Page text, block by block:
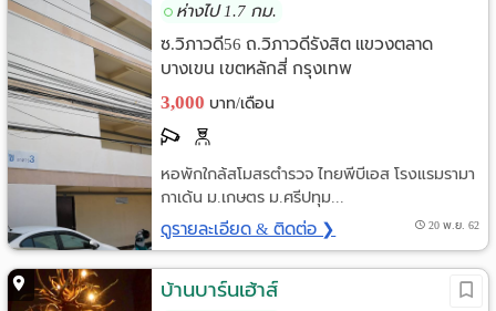
ห่างไป 1.7 กม.
ซ.วิภาวดี56 ถ.วิภาวดีรังสิต แขวงตลาด
บางเขน เขตหลักสี่ กรุงเทพ
3,000 บาท/เดือน
หอพักใกล้สโมสรตำรวจ ไทยพีบีเอส โรงแรมรามา
กาเด้น ม.เกษตร ม.ศรีปทุม...
ดูรายละเอียด & ติดต่อ ❯ 20 พ.ย. 62
บ้านบาร์นเฮ้าส์